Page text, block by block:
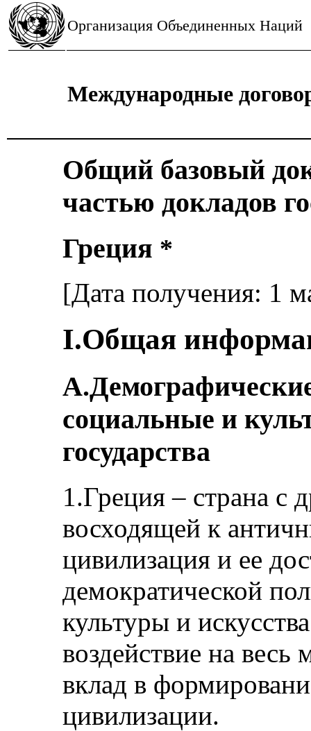
Организация Объединенных Наций
Международные
Общий базовый
частью докладов
Греция *
[Дата получения: 1
I.Общая
социальные и
государства
1.Греция – страна с
восходящей к
цивилизация и ее
демократической
культуры и
воздействие на
вклад в
цивилизации.